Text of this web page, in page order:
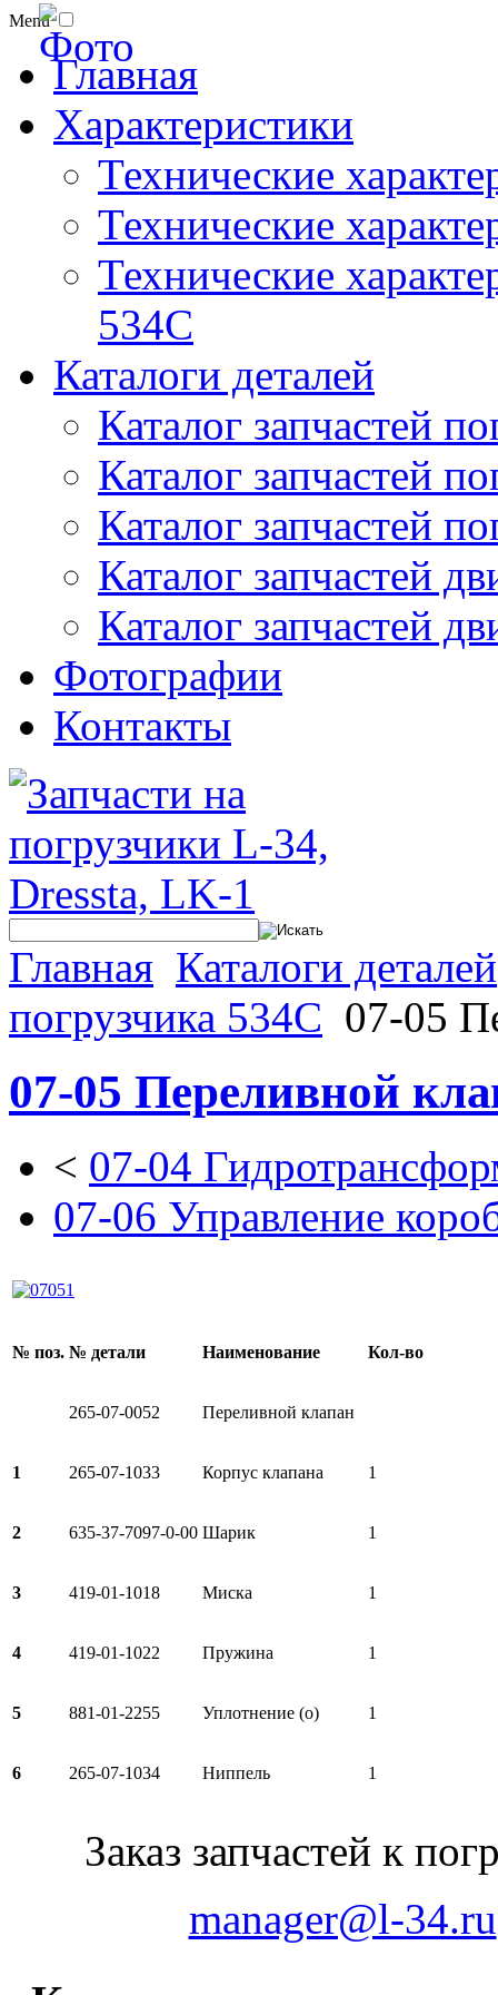
Menu
Главная
Характеристики
Технические
Технические
Технические
534C
Каталоги деталей
Каталог запчастей
Каталог запчастей
Каталог запчастей
Каталог запчастей
Каталог запчастей
Фотографии
Контакты
Главная Каталоги деталей
погрузчика 534C 07-05
07-05 Переливной
< 07-04
07-06 Управление
№ поз. № детали Наименование Кол-во
265-07-0052 Переливной клапан
1 265-07-1033 Корпус клапана 1
2 635-37-7097-0-00 Шарик 1
3 419-01-1018 Миска 1
4 419-01-1022 Пружина 1
5 881-01-2255 Уплотнение (о) 1
6 265-07-1034 Ниппель 1
Заказ запчастей к
manager@l-34.ru